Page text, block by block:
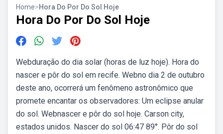
Home>Hora Do Por Do Sol Hoje
Hora Do Por Do Sol Hoje
Webduração do dia solar (horas de luz hoje). Hora do
nascer e pôr do sol em recife. Webno dia 2 de outubro
deste ano, ocorrerá um fenômeno astronômico que
promete encantar os observadores: Um eclipse anular
do sol. Webnascer e pôr do sol hoje. Carson city,
estados unidos. Nascer do sol 06:47 89°. Pôr do sol